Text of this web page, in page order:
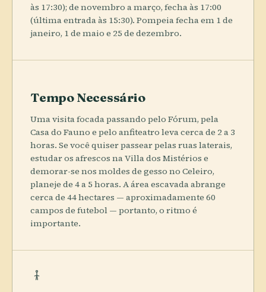
às 17:30); de novembro a março, fecha às 17:00
(última entrada às 15:30). Pompeia fecha em 1 de
janeiro, 1 de maio e 25 de dezembro.
Tempo Necessário
Uma visita focada passando pelo Fórum, pela
Casa do Fauno e pelo anfiteatro leva cerca de 2 a 3
horas. Se você quiser passear pelas ruas laterais,
estudar os afrescos na Villa dos Mistérios e
demorar-se nos moldes de gesso no Celeiro,
planeje de 4 a 5 horas. A área escavada abrange
cerca de 44 hectares — aproximadamente 60
campos de futebol — portanto, o ritmo é
importante.